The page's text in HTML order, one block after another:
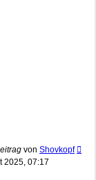
von Shovkopf
2025, 07:17